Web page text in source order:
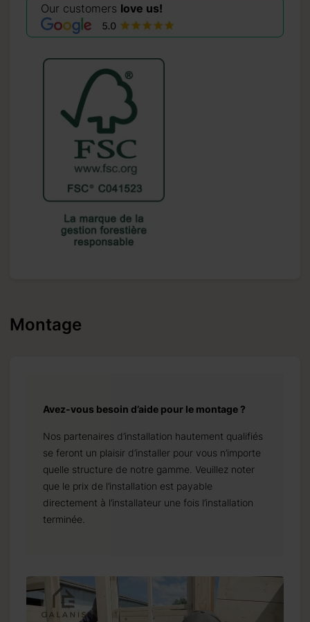
Our customers love us!
Montage
Avez-vous besoin d’aide pour le montage ?
Nos partenaires d’installation hautement qualifiés
se feront un plaisir d’installer pour vous n’importe
quelle structure de notre gamme. Veuillez noter
que le prix de l’installation est payable
directement à l’installateur une fois l’installation
terminée.